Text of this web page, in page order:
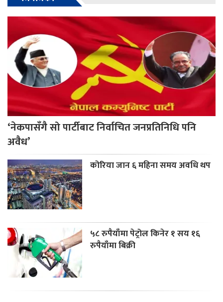
‘नेकपासँगै सो पार्टीबाट निर्वाचित जनप्रतिनिधि पनि
अवैध’
कोरिया जान ६ महिना समय अवधि थप
५८ रुपैयाँमा पेट्रोल किनेर १ सय १६
रुपैयाँमा बिक्री